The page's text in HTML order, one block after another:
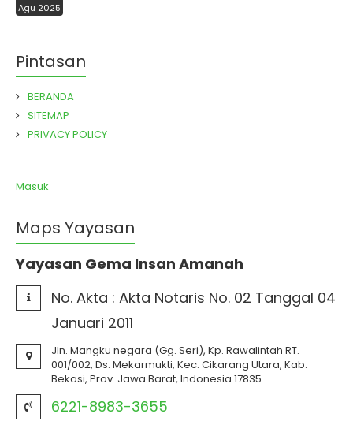
Agu 2025
Pintasan
BERANDA
SITEMAP
PRIVACY POLICY
Masuk
Maps Yayasan
Yayasan Gema Insan Amanah
No. Akta : Akta Notaris No. 02 Tanggal 04
Januari 2011
Jln. Mangku negara (Gg. Seri), Kp. Rawalintah RT.
001/002, Ds. Mekarmukti, Kec. Cikarang Utara, Kab.
Bekasi, Prov. Jawa Barat, Indonesia 17835
6221-8983-3655